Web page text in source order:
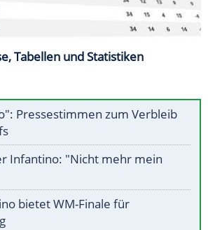
Tabellen und Statistiken
Pressestimmen zum Verbleib
Infantino: "Nicht mehr mein
bietet WM-Finale für